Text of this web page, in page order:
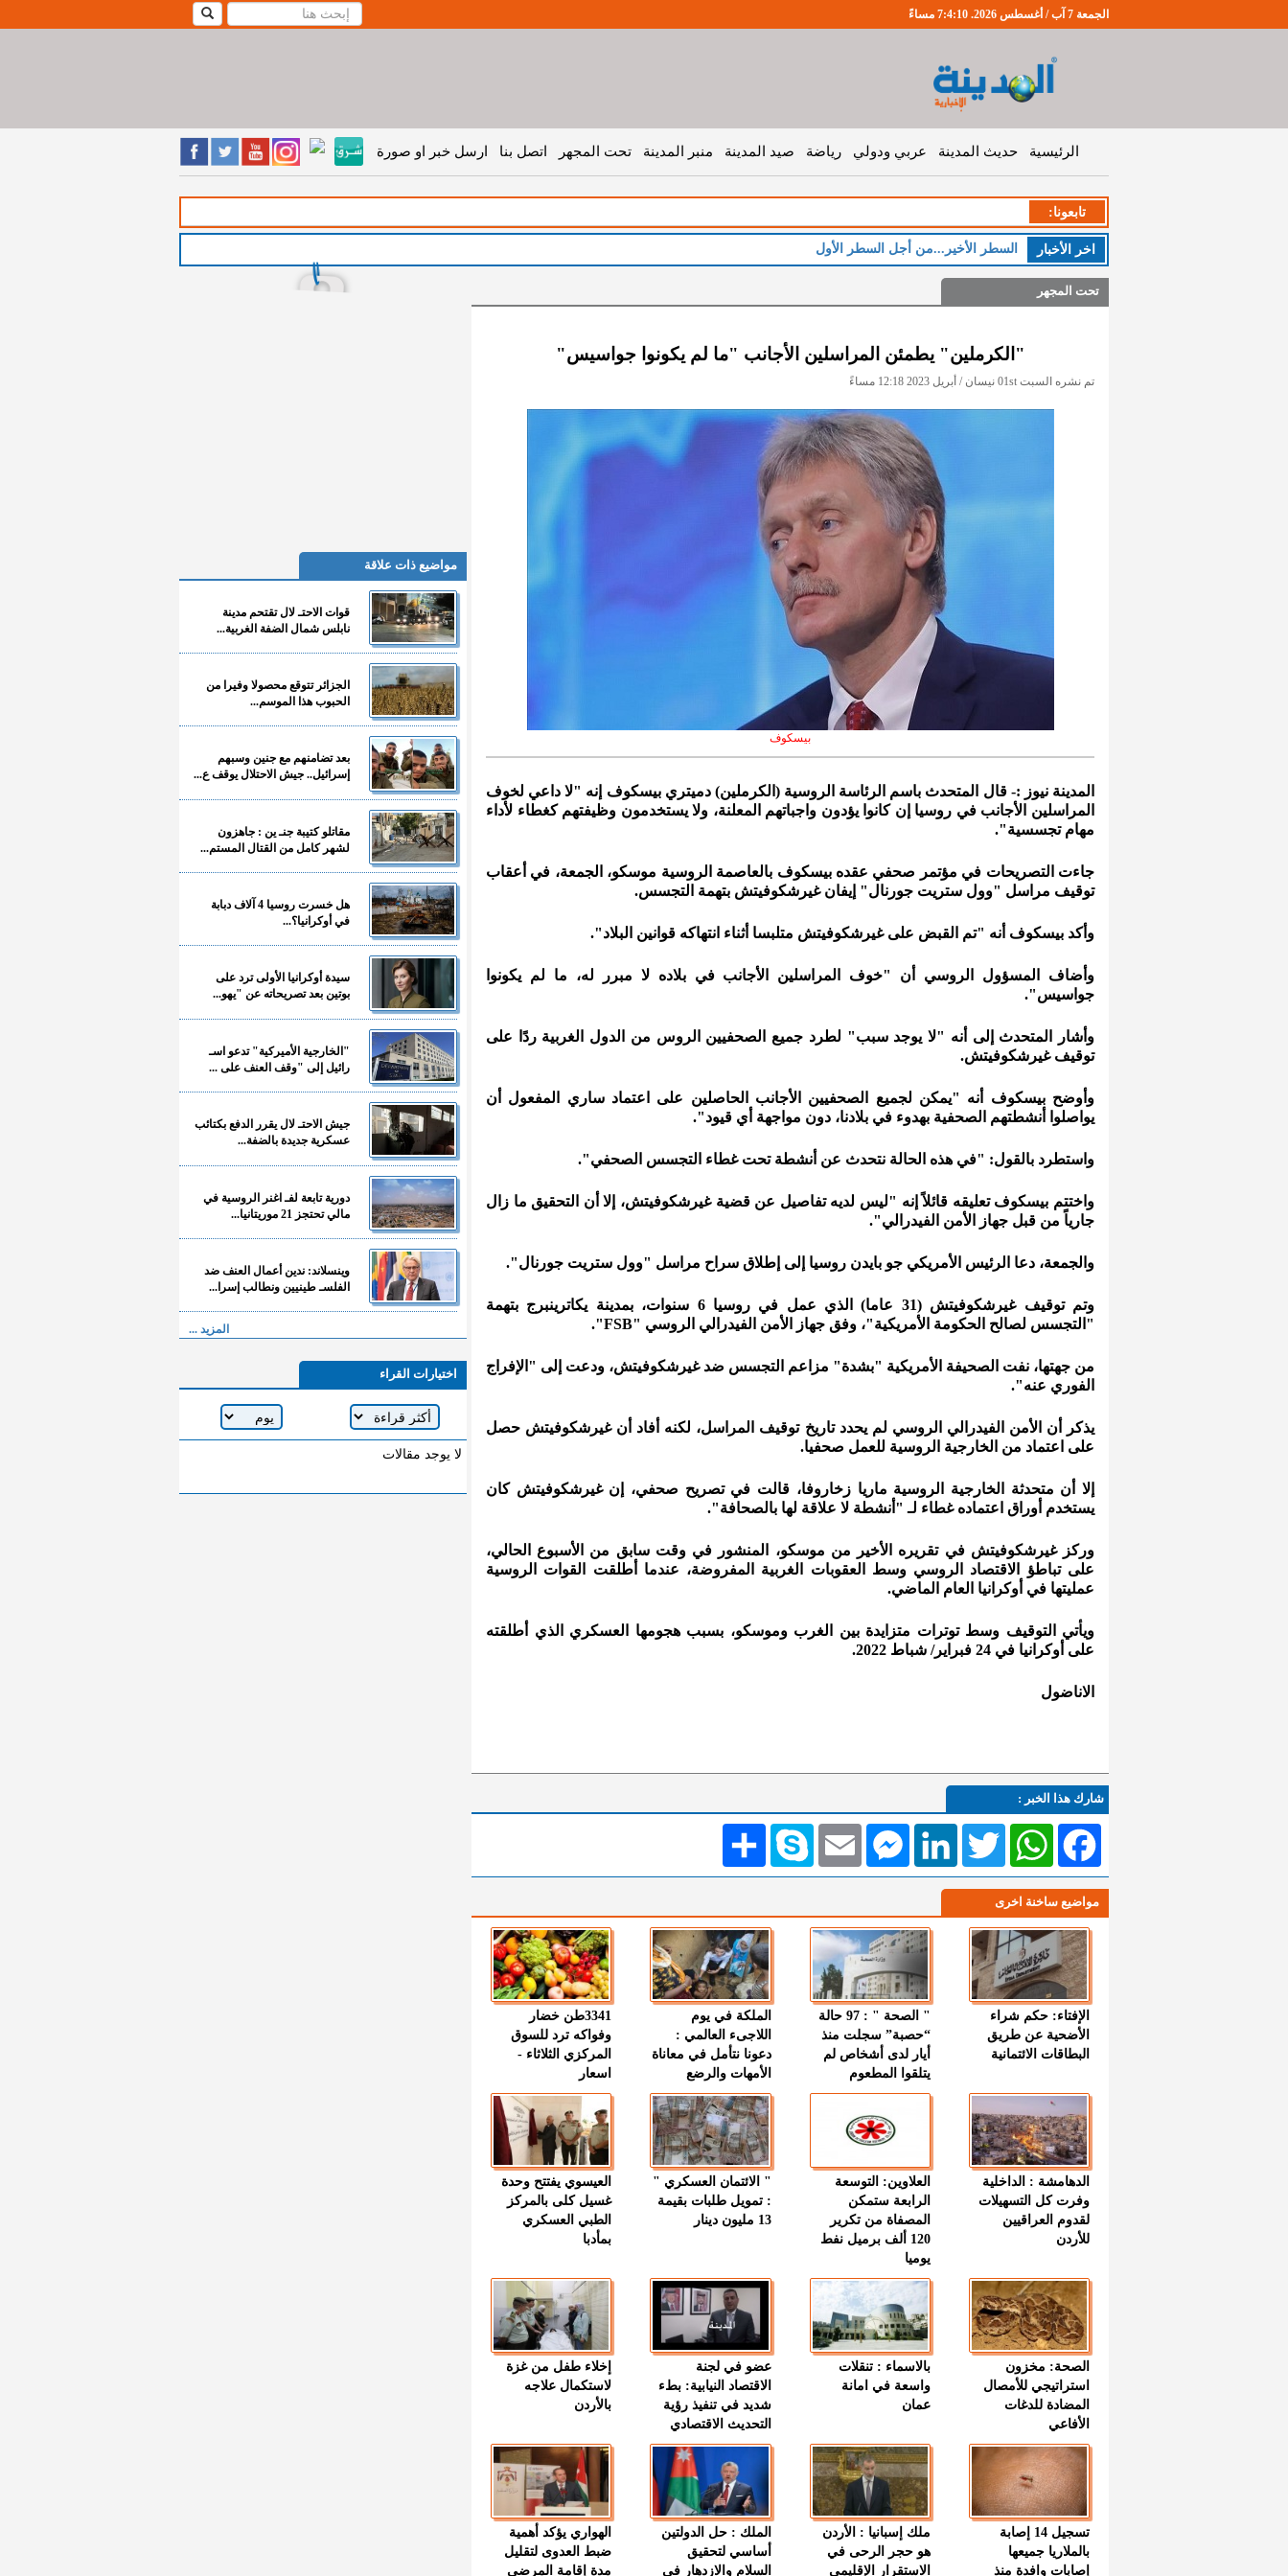
الجمعة 7 آب / أغسطس 2026. 7:4:11 مساءً
الرئيسية حديث المدينة عربي ودولي رياضة صيد المدينة منبر المدينة تحت المجهر اتصل بنا ارسل خبر او صورة
تابعونا:
اخر اﻷخبار السطر الأخير...من أجل السطر الأول
تحت المجهر
"الكرملين" يطمئن المراسلين الأجانب "ما لم يكونوا جواسيس"
تم نشره السبت 01st نيسان / أبريل 2023 12:18 مساءً
بيسكوف
المدينة نيوز :- قال المتحدث باسم الرئاسة الروسية (الكرملين) دميتري بيسكوف إنه "لا داعي لخوف
المراسلين الأجانب في روسيا إن كانوا يؤدون واجباتهم المعلنة، ولا يستخدمون وظيفتهم كغطاء لأداء
مهام تجسسية".
جاءت التصريحات في مؤتمر صحفي عقده بيسكوف بالعاصمة الروسية موسكو، الجمعة، في أعقاب
توقيف مراسل "وول ستريت جورنال" إيفان غيرشكوفيتش بتهمة التجسس.
وأكد بيسكوف أنه "تم القبض على غيرشكوفيتش متلبسا أثناء انتهاكه قوانين البلاد".
وأضاف المسؤول الروسي أن "خوف المراسلين الأجانب في بلاده لا مبرر له، ما لم يكونوا
جواسيس".
وأشار المتحدث إلى أنه "لا يوجد سبب" لطرد جميع الصحفيين الروس من الدول الغربية ردًا على
توقيف غيرشكوفيتش.
وأوضح بيسكوف أنه "يمكن لجميع الصحفيين الأجانب الحاصلين على اعتماد ساري المفعول أن
يواصلوا أنشطتهم الصحفية بهدوء في بلادنا، دون مواجهة أي قيود".
واستطرد بالقول: "في هذه الحالة نتحدث عن أنشطة تحت غطاء التجسس الصحفي".
واختتم بيسكوف تعليقه قائلاً إنه "ليس لديه تفاصيل عن قضية غيرشكوفيتش، إلا أن التحقيق ما زال
جارياً من قبل جهاز الأمن الفيدرالي".
والجمعة، دعا الرئيس الأمريكي جو بايدن روسيا إلى إطلاق سراح مراسل "وول ستريت جورنال".
وتم توقيف غيرشكوفيتش (31 عاما) الذي عمل في روسيا 6 سنوات، بمدينة يكاترينبرج بتهمة
"التجسس لصالح الحكومة الأمريكية"، وفق جهاز الأمن الفيدرالي الروسي "FSB".
من جهتها، نفت الصحيفة الأمريكية "بشدة" مزاعم التجسس ضد غيرشكوفيتش، ودعت إلى "الإفراج
الفوري عنه".
يذكر أن الأمن الفيدرالي الروسي لم يحدد تاريخ توقيف المراسل، لكنه أفاد أن غيرشكوفيتش حصل
على اعتماد من الخارجية الروسية للعمل صحفيا.
إلا أن متحدثة الخارجية الروسية ماريا زخاروفا، قالت في تصريح صحفي، إن غيرشكوفيتش كان
يستخدم أوراق اعتماده غطاء لـ "أنشطة لا علاقة لها بالصحافة".
وركز غيرشكوفيتش في تقريره الأخير من موسكو، المنشور في وقت سابق من الأسبوع الحالي،
على تباطؤ الاقتصاد الروسي وسط العقوبات الغربية المفروضة، عندما أطلقت القوات الروسية
عمليتها في أوكرانيا العام الماضي.
ويأتي التوقيف وسط توترات متزايدة بين الغرب وموسكو، بسبب هجومها العسكري الذي أطلقته
على أوكرانيا في 24 فبراير/ شباط 2022.
الاناضول
شارك هذا الخبر :
انشر Skype EmailMessengerLinkedIn TwitterWhatsAppFacebook
مواضيع ساخنة اخرى
الإفتاء: حكم شراء
الأضحية عن طريق
البطاقات الائتمانية
" الصحة " : 97 حالة
“حصبة” سجلت منذ
أيار لدى أشخاص لم
يتلقوا المطعوم
الملكة في يوم
اللاجىء العالمي :
دعونا نتأمل في معاناة
الأمهات والرضع
3341طن خضار
وفواكه ترد للسوق
المركزي الثلاثاء -
اسعار
الدهامشة : الداخلية
وفرت كل التسهيلات
لقدوم العراقيين
للأردن
العلاوين: التوسعة
الرابعة ستمكن
المصفاة من تكرير
120 ألف برميل نفط
يوميا
" الائتمان العسكري "
: تمويل طلبات بقيمة
13 مليون دينار
العيسوي يفتتح وحدة
غسيل كلى بالمركز
الطبي العسكري
بمأدبا
الصحة: مخزون
استراتيجي للأمصال
المضادة للدغات
الأفاعي
بالاسماء : تنقلات
واسعة في امانة
عمان
عضو في لجنة
الاقتصاد النيابية: بطء
شديد في تنفيذ رؤية
التحديث الاقتصادي
إخلاء طفل من غزة
لاستكمال علاجه
بالأردن
تسجيل 14 إصابة
بالملاريا جميعها
إصابات وافدة منذ
ملك إسبانيا : الأردن
هو حجر الرحى في
الاستقرار الإقليمي
الملك : حل الدولتين
أساسي لتحقيق
السلام والازدهار في
الهواري يؤكد أهمية
ضبط العدوى لتقليل
مدة إقامة المرضى
مواضيع ذات علاقة
قوات الاحتـ لال تقتحم مدينة
نابلس شمال الضفة الغربية...
الجزائر تتوقع محصولا وفيرا من
الحبوب هذا الموسم...
بعد تضامنهم مع جنين وسبهم
إسرائيل.. جيش الاحتلال يوقف ع...
مقاتلو كتيبة جنـ ين : جاهزون
لشهر كامل من القتال المستم...
هل خسرت روسيا 4 آلاف دبابة
في أوكرانيا؟...
سيدة أوكرانيا الأولى ترد على
بوتين بعد تصريحاته عن "يهو...
"الخارجية الأميركية" تدعو اسـ
رائيل إلى "وقف العنف على ...
جيش الاحتـ لال يقرر الدفع بكتائب
عسكرية جديدة بالضفة...
دورية تابعة لفـ اغنر الروسية في
مالي تحتجز 21 موريتانيا...
وينسلاند: ندين أعمال العنف ضد
الفلسـ طينيين ونطالب إسرا...
المزيد ...
اختيارات القراء
لا يوجد مقالات